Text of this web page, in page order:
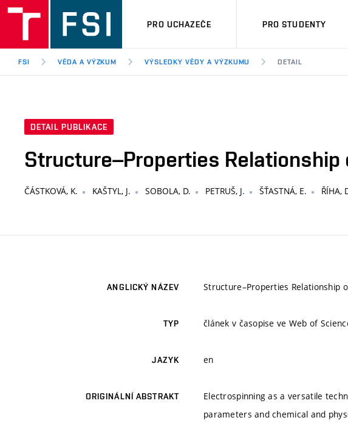
PRO UCHAZEČE PRO STUDENTY
FSI VĚDA A VÝZKUM VÝSLEDKY VĚDY A VÝZKUMU DETAIL
DETAIL PUBLIKACE
Structure–Properties Relationship
ČÁSTKOVÁ, K. KAŠTYL, J. SOBOLA, D. PETRUŠ, J. ŠŤASTNÁ, E. ŘÍHA,
ANGLICKÝ NÁZEV Structure–Properties Relationship
TYP článek v časopise ve Web of
JAZYK en
ORIGINÁLNÍ ABSTRAKT
Electrospinning as a versatile
parameters and chemical and